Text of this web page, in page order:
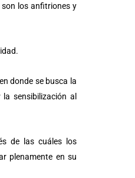
son los anfitriones y
donde se busca la
sensibilización al
de las cuáles los
plenamente en su